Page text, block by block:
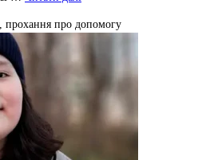
про допомогу